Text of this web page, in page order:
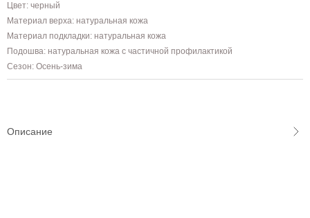
Цвет: черный
Материал верха: натуральная кожа
Материал подкладки: натуральная кожа
Подошва: натуральная кожа с частичной профилактикой
Сезон: Осень-зима
Описание